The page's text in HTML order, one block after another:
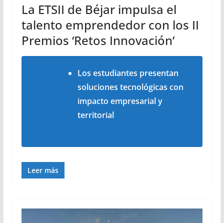
La ETSII de Béjar impulsa el
talento emprendedor con los II
Premios ‘Retos Innovación’
Los estudiantes presentan
soluciones tecnológicas con
impacto empresarial y
territorial
Leer más